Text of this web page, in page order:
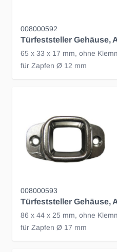
008000592
Türfeststeller Gehäuse,
65 x 33 x 17 mm, ohne
für Zapfen Ø 12 mm
008000593
Türfeststeller Gehäuse,
86 x 44 x 25 mm, ohne
für Zapfen Ø 17 mm